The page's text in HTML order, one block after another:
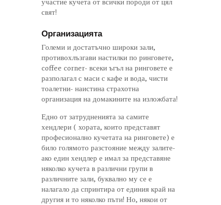
участие кучета от всички породи от цял
свят!
Организацията
Големи и достатъчно широки зали,
противохлъзгави настилки по ринговете,
coffee corner- всеки ъгъл на ринговете е
разполагал с маси с кафе и вода, чисти
тоалетни- наистина страхотна
организация на домакините на изложбата!
Едно от затрудненията за самите
хендлери ( хората, които представят
професионално кучетата на ринговете) е
било голямото разстояние между залите-
ако един хендлер е имал за представяне
няколко кучета в различни групи в
различните зали, буквално му се е
налагало да спринтира от единия край на
другия и то няколко пъти! Но, някои от